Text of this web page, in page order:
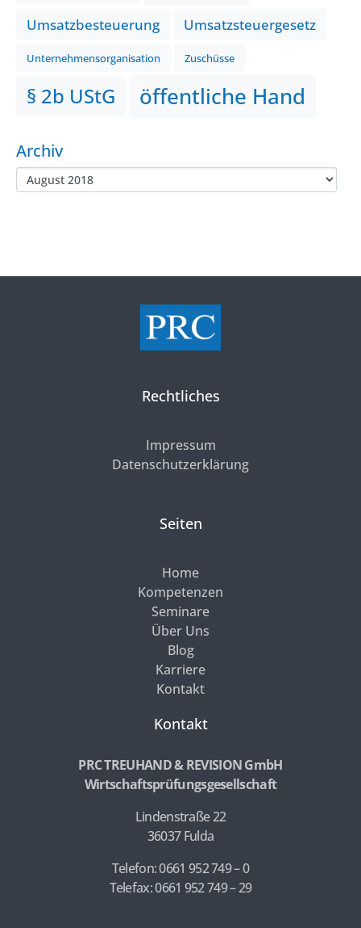
Umsatzbesteuerung Umsatzsteuergesetz
Unternehmensorganisation Zuschüsse
§ 2b UStG öffentliche Hand
Archiv
Rechtliches
Impressum
Datenschutzerklärung
Seiten
Home
Kompetenzen
Seminare
Über Uns
Blog
Karriere
Kontakt
Kontakt
PRC TREUHAND & REVISION GmbH
Wirtschaftsprüfungsgesellschaft
Lindenstraße 22
36037 Fulda
Telefon: 0661 952 749 – 0
Telefax: 0661 952 749 – 29